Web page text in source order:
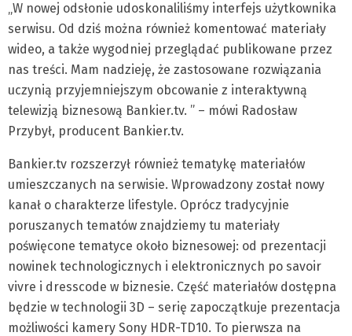
„W nowej odsłonie udoskonaliliśmy interfejs użytkownika
serwisu. Od dziś można również komentować materiały
wideo, a także wygodniej przeglądać publikowane przez
nas treści. Mam nadzieję, że zastosowane rozwiązania
uczynią przyjemniejszym obcowanie z interaktywną
telewizją biznesową Bankier.tv. ” – mówi Radosław
Przybył, producent Bankier.tv.
Bankier.tv rozszerzył również tematykę materiałów
umieszczanych na serwisie. Wprowadzony został nowy
kanał o charakterze lifestyle. Oprócz tradycyjnie
poruszanych tematów znajdziemy tu materiały
poświęcone tematyce około biznesowej: od prezentacji
nowinek technologicznych i elektronicznych po savoir
vivre i dresscode w biznesie. Część materiałów dostępna
będzie w technologii 3D – serię zapoczątkuje prezentacja
możliwości kamery Sony HDR-TD10. To pierwsza na